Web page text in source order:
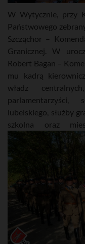
W Wytycznie, przy
Państwowego
Szcząchor –
Granicznej. W
Robert Bagan –
mu kadrą
władz
parlamentarzyści,
lubelskiego, służby
szkolna oraz